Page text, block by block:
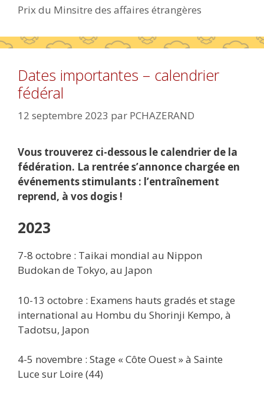
Prix du Minsitre des affaires étrangères
Dates importantes – calendrier
fédéral
12 septembre 2023 par PCHAZERAND
Vous trouverez ci-dessous le calendrier de la
fédération. La rentrée s’annonce chargée en
événements stimulants : l’entraînement
reprend, à vos dogis !
2023
7-8 octobre : Taikai mondial au Nippon
Budokan de Tokyo, au Japon
10-13 octobre : Examens hauts gradés et stage
international au Hombu du Shorinji Kempo, à
Tadotsu, Japon
4-5 novembre : Stage « Côte Ouest » à Sainte
Luce sur Loire (44)